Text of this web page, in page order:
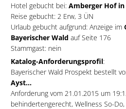
Hotel gebucht bei: Amberger Hof
Reise gebucht: 2 Erw, 3 ÜN
Urlaub gebucht aufgrund: Anzeige im
Bayerischer Wald auf Seite 176
Stammgast: nein
Katalog-Anforderungsprofil:
Bayerischer Wald Prospekt bestellt
Ayst...
Anforderung vom 21.01.2015 um
behindertengerecht, Wellness So-